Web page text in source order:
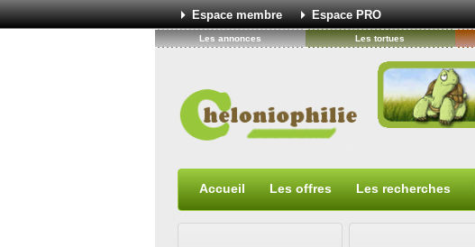
Espace membre Espace PRO
Les annonces Les tortues
Accueil Les offres Les recherches